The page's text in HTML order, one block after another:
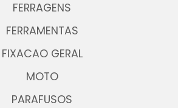
FERRAGENS
FERRAMENTAS
FIXACAO GERAL
MOTO
PARAFUSOS